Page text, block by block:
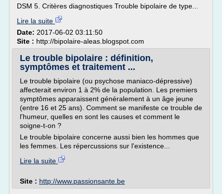
DSM 5. Critères diagnostiques Trouble bipolaire de type...
Lire la suite
Date: 2017-06-02 03:11:50
Site : http://bipolaire-aleas.blogspot.com
Le trouble bipolaire : définition,
symptômes et traitement ...
Le trouble bipolaire (ou psychose maniaco-dépressive)
affecterait environ 1 à 2% de la population. Les premiers
symptômes apparaissent généralement à un âge jeune
(entre 16 et 25 ans). Comment se manifeste ce trouble de
l'humeur, quelles en sont les causes et comment le
soigne-t-on ?
Le trouble bipolaire concerne aussi bien les hommes que
les femmes. Les répercussions sur l'existence...
Lire la suite
Site : http://www.passionsante.be